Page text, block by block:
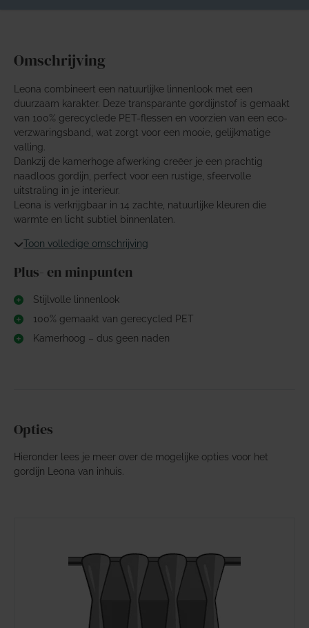
Omschrijving
Leona combineert een natuurlijke linnenlook met een
duurzaam karakter. Deze transparante gordijnstof is gemaakt
van 100% gerecyclede PET-flessen en voorzien van een eco-
verzwaringsband, wat zorgt voor een mooie, gelijkmatige
valling.
Dankzij de kamerhoge afwerking creëer je een prachtig
naadloos gordijn, perfect voor een rustige, sfeervolle
uitstraling in je interieur.
Leona is verkrijgbaar in 14 zachte, natuurlijke kleuren die
warmte en licht subtiel binnenlaten.
Toon volledige omschrijving
Plus- en minpunten
Stijlvolle linnenlook
100% gemaakt van gerecycled PET
Kamerhoog – dus geen naden
Opties
Hieronder lees je meer over de mogelijke opties voor het
gordijn Leona van inhuis.